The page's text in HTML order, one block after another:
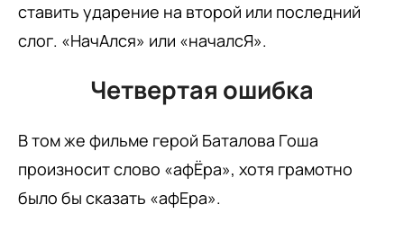
ставить ударение на второй или последний
слог. «НачАлся» или «началсЯ».
Четвертая ошибка
В том же фильме герой Баталова Гоша
произносит слово «афЁра», хотя грамотно
было бы сказать «афЕра».